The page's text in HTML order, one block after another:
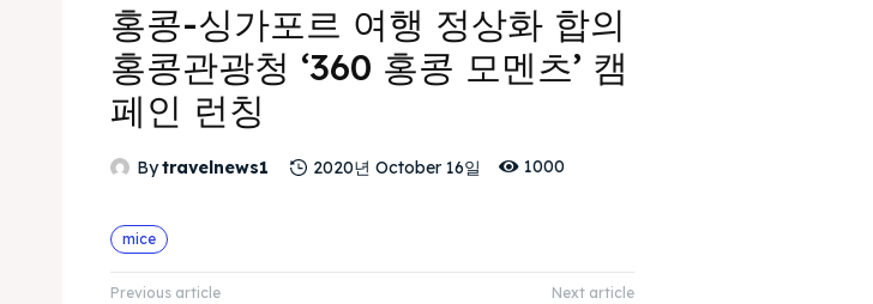
홍콩-싱가포르 여행 정상화 합의
홍콩관광청 ‘360 홍콩 모멘츠’ 캠
페인 런칭
Bytravelnews1 2020년 October 16일 1000
mice
Previous article Next article